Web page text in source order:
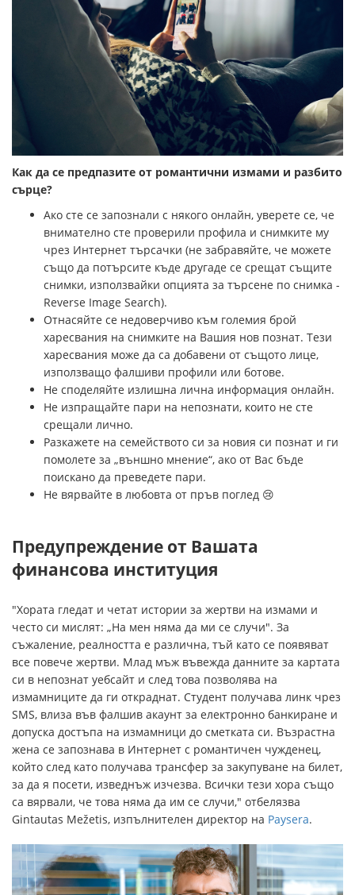
Как да се предпазите от романтични измами и разбито
сърце?
Ако сте се запознали с някого онлайн, уверете се, че
внимателно сте проверили профила и снимките му
чрез Интернет търсачки (не забравяйте, че можете
също да потърсите къде другаде се срещат същите
снимки, използвайки опцията за търсене по снимка -
Reverse Image Search).
Отнасяйте се недоверчиво към големия брой
харесвания на снимките на Вашия нов познат. Тези
харесвания може да са добавени от същото лице,
използващо фалшиви профили или ботове.
Не споделяйте излишна лична информация онлайн.
Не изпращайте пари на непознати, които не сте
срещали лично.
Разкажете на семейството си за новия си познат и ги
помолете за „външно мнение“, ако от Вас бъде
поискано да преведете пари.
Не вярвайте в любовта от пръв поглед 😢
Предупреждение от Вашата
финансова институция
"Хората гледат и четат истории за жертви на измами и
често си мислят: „На мен няма да ми се случи". За
съжаление, реалността е различна, тъй като се появяват
все повече жертви. Млад мъж въвежда данните за картата
си в непознат уебсайт и след това позволява на
измамниците да ги откраднат. Студент получава линк чрез
SMS, влиза във фалшив акаунт за електронно банкиране и
допуска достъпа на измамници до сметката си. Възрастна
жена се запознава в Интернет с романтичен чужденец,
който след като получава трансфер за закупуване на билет,
за да я посети, изведнъж изчезва. Всички тези хора също
са вярвали, че това няма да им се случи," отбелязва
Gintautas Mežetis, изпълнителен директор на Paysera.